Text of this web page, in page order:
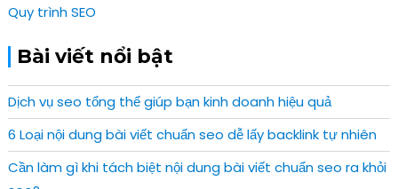
Quy trình SEO
Bài viết nổi bật
Dịch vụ seo tổng thể giúp bạn kinh doanh hiệu quả
6 Loại nội dung bài viết chuẩn seo dễ lấy backlink tự nhiên
Cần làm gì khi tách biệt nội dung bài viết chuẩn seo ra khỏi